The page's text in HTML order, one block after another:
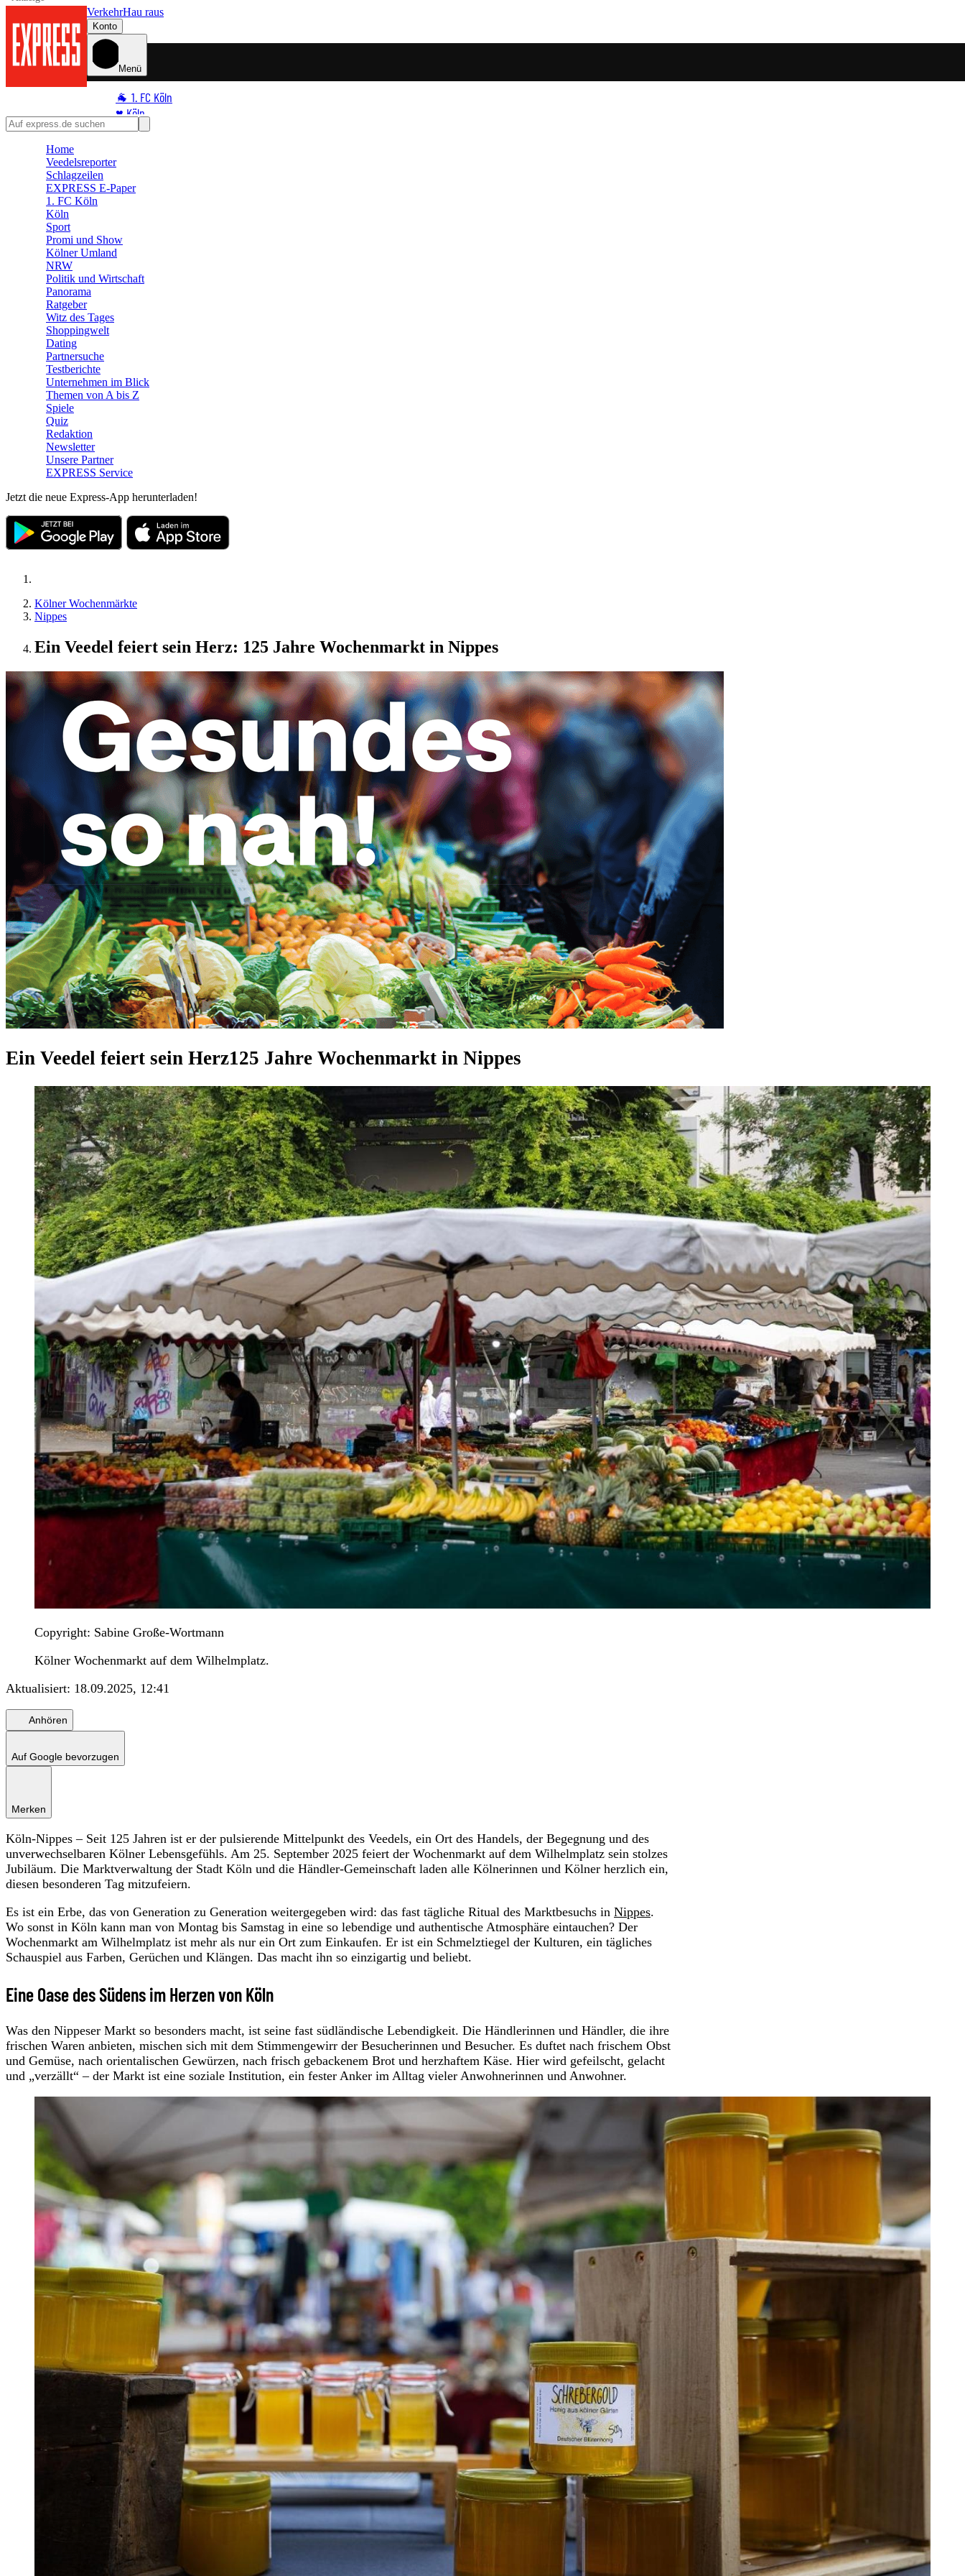
VerkehrHau raus
Konto
Menü
🐐 1. FC Köln
♥️ Köln
⭐ Promi
🛒 Shoppingwelt
🧩 Spiele
Home
Veedelsreporter
Schlagzeilen
EXPRESS E-Paper
1. FC Köln
Köln
Sport
Promi und Show
Kölner Umland
NRW
Politik und Wirtschaft
Panorama
Ratgeber
Witz des Tages
Shoppingwelt
Dating
Partnersuche
Testberichte
Unternehmen im Blick
Themen von A bis Z
Spiele
Quiz
Redaktion
Newsletter
Unsere Partner
EXPRESS Service
Jetzt die neue Express-App herunterladen!
Kölner Wochenmärkte
Nippes
Ein Veedel feiert sein Herz: 125 Jahre Wochenmarkt in Nippes
Ein Veedel feiert sein Herz125 Jahre Wochenmarkt in Nippes
Copyright: Sabine Große-Wortmann
Kölner Wochenmarkt auf dem Wilhelmplatz.
Aktualisiert: 18.09.2025, 12:41
Anhören
Auf Google bevorzugen
Merken
Köln-Nippes – Seit 125 Jahren ist er der pulsierende Mittelpunkt des Veedels, ein Ort des Handels, der Begegnung und des
unverwechselbaren Kölner Lebensgefühls. Am 25. September 2025 feiert der Wochenmarkt auf dem Wilhelmplatz sein stolzes
Jubiläum. Die Marktverwaltung der Stadt Köln und die Händler-Gemeinschaft laden alle Kölnerinnen und Kölner herzlich ein,
diesen besonderen Tag mitzufeiern.
Es ist ein Erbe, das von Generation zu Generation weitergegeben wird: das fast tägliche Ritual des Marktbesuchs in Nippes.
Wo sonst in Köln kann man von Montag bis Samstag in eine so lebendige und authentische Atmosphäre eintauchen? Der
Wochenmarkt am Wilhelmplatz ist mehr als nur ein Ort zum Einkaufen. Er ist ein Schmelztiegel der Kulturen, ein tägliches
Schauspiel aus Farben, Gerüchen und Klängen. Das macht ihn so einzigartig und beliebt.
Eine Oase des Südens im Herzen von Köln
Was den Nippeser Markt so besonders macht, ist seine fast südländische Lebendigkeit. Die Händlerinnen und Händler, die ihre
frischen Waren anbieten, mischen sich mit dem Stimmengewirr der Besucherinnen und Besucher. Es duftet nach frischem Obst
und Gemüse, nach orientalischen Gewürzen, nach frisch gebackenem Brot und herzhaftem Käse. Hier wird gefeilscht, gelacht
und „verzällt“ – der Markt ist eine soziale Institution, ein fester Anker im Alltag vieler Anwohnerinnen und Anwohner.